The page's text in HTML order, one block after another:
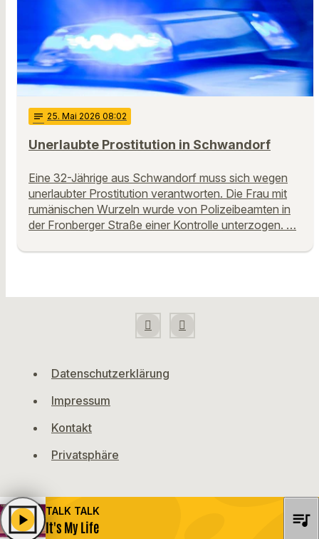
notes 25. Mai 2026 08:02
Unerlaubte Prostitution in Schwandorf
Eine 32-Jährige aus Schwandorf muss sich wegen
unerlaubter Prostitution verantworten. Die Frau mit
rumänischen Wurzeln wurde von Polizeibeamten in
der Fronberger Straße einer Kontrolle unterzogen. …
Datenschutzerklärung
Impressum
Kontakt
Privatsphäre
TALK TALK
It's My Life
play_arrow queue_music